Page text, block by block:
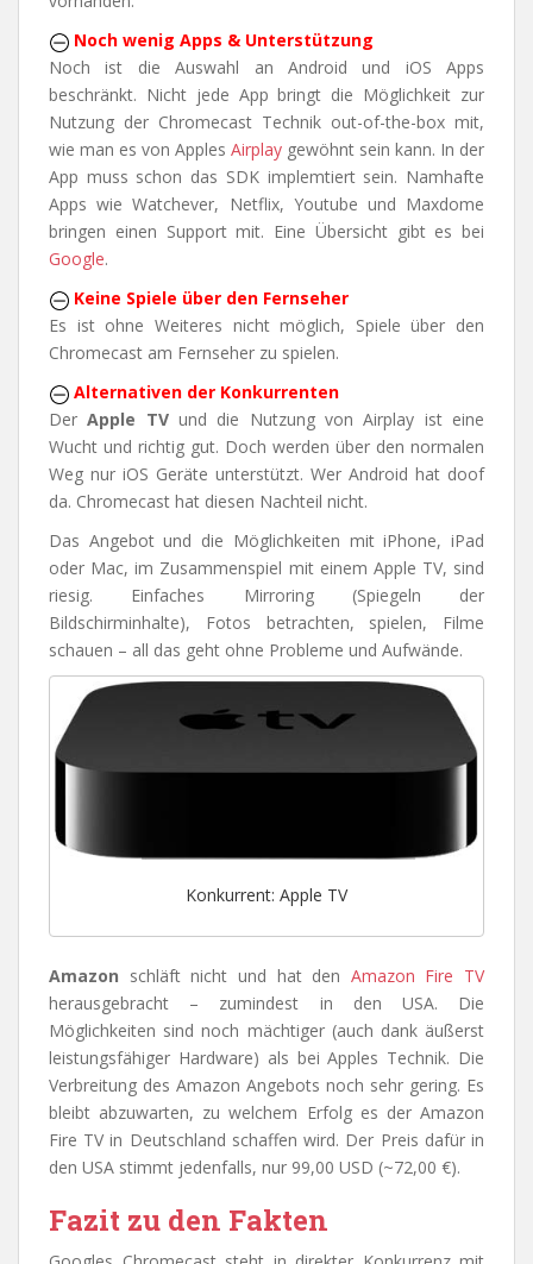
Noch wenig Apps & Unterstützung
Noch ist die Auswahl an Android und iOS Apps
beschränkt. Nicht jede App bringt die Möglichkeit zur
Nutzung der Chromecast Technik out-of-the-box mit,
wie man es von Apples Airplay gewöhnt sein kann. In der
App muss schon das SDK implemtiert sein. Namhafte
Apps wie Watchever, Netflix, Youtube und Maxdome
bringen einen Support mit. Eine Übersicht gibt es bei
Google.
Keine Spiele über den Fernseher
Es ist ohne Weiteres nicht möglich, Spiele über den
Chromecast am Fernseher zu spielen.
Alternativen der Konkurrenten
DerApple TVund die Nutzung von Airplay ist eine
Wucht und richtig gut. Doch werden über den normalen
Weg nur iOS Geräte unterstützt. Wer Android hat doof
da. Chromecast hat diesen Nachteil nicht.
Das Angebot und die Möglichkeiten mit iPhone, iPad
oder Mac, im Zusammenspiel mit einem Apple TV, sind
riesig. Einfaches Mirroring (Spiegeln der
Bildschirminhalte), Fotos betrachten, spielen, Filme
schauen – all das geht ohne Probleme und Aufwände.
Konkurrent: Apple TV
Amazon schläft nicht und hat den Amazon Fire TV
herausgebracht – zumindest in den USA. Die
Möglichkeiten sind noch mächtiger (auch dank äußerst
leistungsfähiger Hardware) als bei Apples Technik. Die
Verbreitung des Amazon Angebots noch sehr gering. Es
bleibt abzuwarten, zu welchem Erfolg es der Amazon
Fire TV in Deutschland schaffen wird. Der Preis dafür in
den USA stimmt jedenfalls, nur 99,00 USD (~72,00 €).
Fazit zu den Fakten